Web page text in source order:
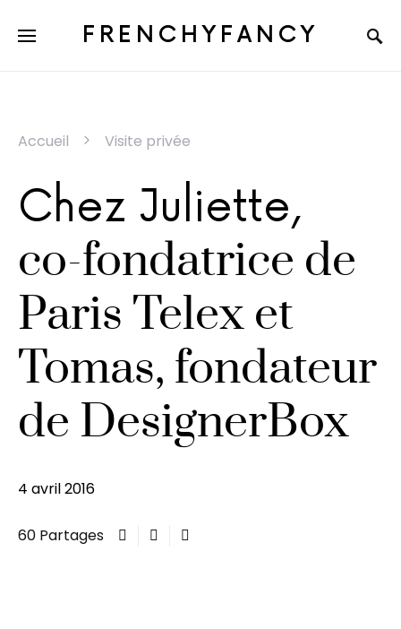
FRENCHYFANCY
Accueil Visite privée
Chez Juliette,
co-fondatrice de
Paris Telex et
Tomas, fondateur
de DesignerBox
4 avril 2016
60 Partages